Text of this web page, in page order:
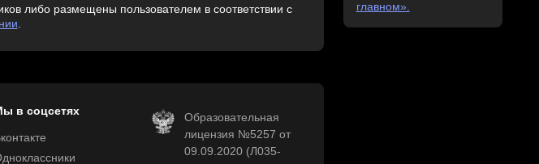
либо размещены пользователем в соответствии с
.
в соцсетях
Образовательная
лицензия №5257 от
09.09.2020 (Л035-
главном».